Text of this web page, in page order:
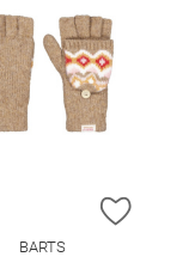
HINZUFÜGEN
ZUR
BARTS